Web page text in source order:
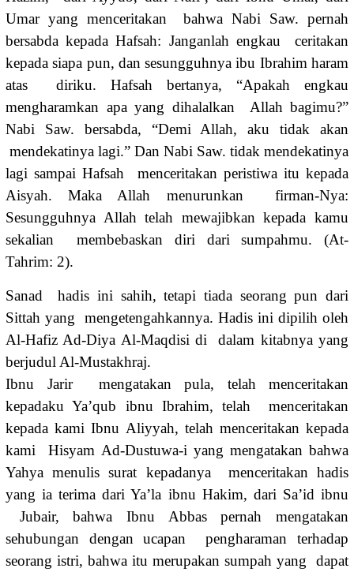
Umar yang menceritakan bahwa Nabi Saw. pernah
bersabda kepada Hafsah: Janganlah engkau ceritakan
kepada siapa pun, dan sesungguhnya ibu Ibrahim haram
atas diriku. Hafsah bertanya, “Apakah engkau
mengharamkan apa yang dihalalkan Allah bagimu?”
Nabi Saw. bersabda, “Demi Allah, aku tidak akan
mendekatinya lagi.” Dan Nabi Saw. tidak mendekatinya
lagi sampai Hafsah menceritakan peristiwa itu kepada
Aisyah. Maka Allah menurunkan firman-Nya:
Sesungguhnya Allah telah mewajibkan kepada kamu
sekalian membebaskan diri dari sumpahmu. (At-
Tahrim: 2).
Sanad hadis ini sahih, tetapi tiada seorang pun dari
Sittah yang mengetengahkannya. Hadis ini dipilih oleh
Al-Hafiz Ad-Diya Al-Maqdisi di dalam kitabnya yang
berjudul Al-Mustakhraj.
Ibnu Jarir mengatakan pula, telah menceritakan
kepadaku Ya’qub ibnu Ibrahim, telah menceritakan
kepada kami Ibnu Aliyyah, telah menceritakan kepada
kami Hisyam Ad-Dustuwa-i yang mengatakan bahwa
Yahya menulis surat kepadanya menceritakan hadis
yang ia terima dari Ya’la ibnu Hakim, dari Sa’id ibnu
Jubair, bahwa Ibnu Abbas pernah mengatakan
sehubungan dengan ucapan pengharaman terhadap
seorang istri, bahwa itu merupakan sumpah yang dapat